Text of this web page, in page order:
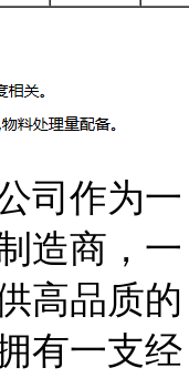
司作为一
造商，一
高品质的
有一支经